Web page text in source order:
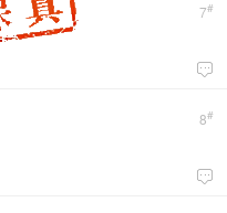
7#

8#
